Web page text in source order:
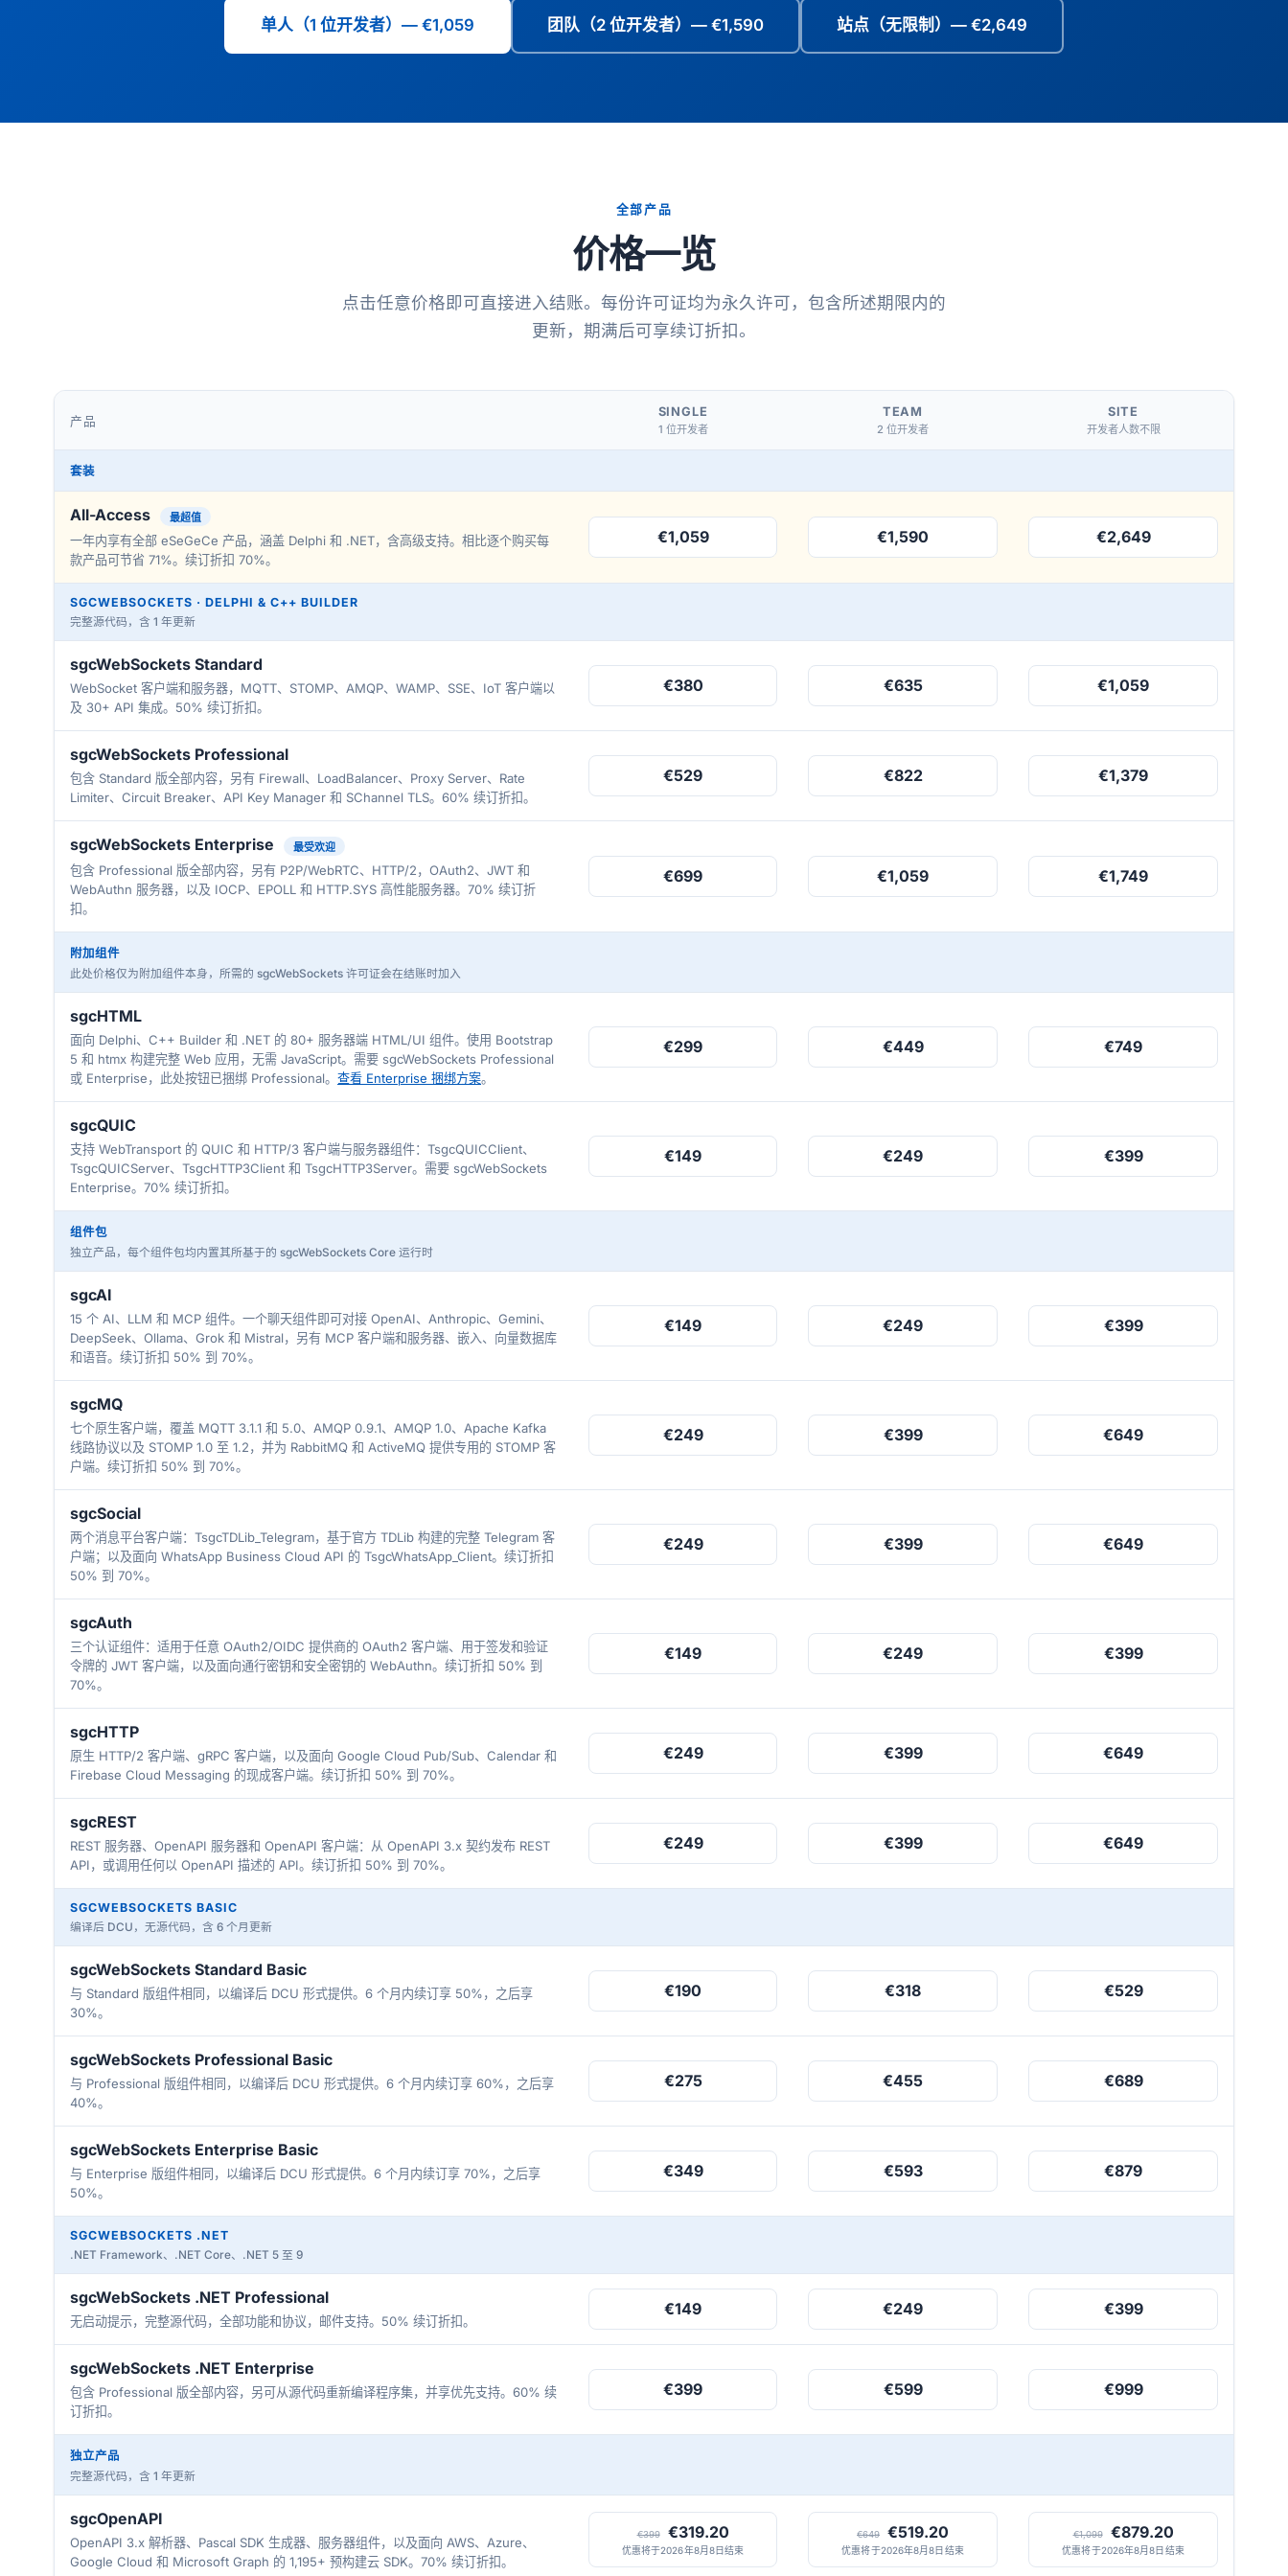
单人（1 位开发者）— €1,059 团队（2 位开发者）— €1,590 站点（无限制）— €2,649
全部产品
价格一览
点击任意价格即可直接进入结账。每份许可证均为永久许可，包含所述期限内的
更新，期满后可享续订折扣。
产品
SINGLE
1 位开发者
TEAM
2 位开发者
SITE
开发者人数不限
套装
All-Access 最超值
一年内享有全部 eSeGeCe 产品，涵盖 Delphi 和 .NET，含高级支持。相比逐个购买每
款产品可节省 71%。续订折扣 70%。
€1,059 €1,590 €2,649
SGCWEBSOCKETS · DELPHI & C++ BUILDER
完整源代码，含 1 年更新
sgcWebSockets Standard
WebSocket 客户端和服务器，MQTT、STOMP、AMQP、WAMP、SSE、IoT 客户端以
及 30+ API 集成。50% 续订折扣。
€380 €635 €1,059
sgcWebSockets Professional
包含 Standard 版全部内容，另有 Firewall、LoadBalancer、Proxy Server、Rate
Limiter、Circuit Breaker、API Key Manager 和 SChannel TLS。60% 续订折扣。
€529 €822 €1,379
sgcWebSockets Enterprise 最受欢迎
包含 Professional 版全部内容，另有 P2P/WebRTC、HTTP/2，OAuth2、JWT 和
WebAuthn 服务器，以及 IOCP、EPOLL 和 HTTP.SYS 高性能服务器。70% 续订折
扣。
€699 €1,059 €1,749
附加组件
此处价格仅为附加组件本身，所需的 sgcWebSockets 许可证会在结账时加入
sgcHTML
面向 Delphi、C++ Builder 和 .NET 的 80+ 服务器端 HTML/UI 组件。使用 Bootstrap
5 和 htmx 构建完整 Web 应用，无需 JavaScript。需要 sgcWebSockets Professional
或 Enterprise，此处按钮已捆绑 Professional。 查看 Enterprise 捆绑方案。
€299 €449 €749
sgcQUIC
支持 WebTransport 的 QUIC 和 HTTP/3 客户端与服务器组件：TsgcQUICClient、
TsgcQUICServer、TsgcHTTP3Client 和 TsgcHTTP3Server。需要 sgcWebSockets
Enterprise。70% 续订折扣。
€149 €249 €399
组件包
独立产品，每个组件包均内置其所基于的 sgcWebSockets Core 运行时
sgcAI
15 个 AI、LLM 和 MCP 组件。一个聊天组件即可对接 OpenAI、Anthropic、Gemini、
DeepSeek、Ollama、Grok 和 Mistral，另有 MCP 客户端和服务器、嵌入、向量数据库
和语音。续订折扣 50% 到 70%。
€149 €249 €399
sgcMQ
七个原生客户端，覆盖 MQTT 3.1.1 和 5.0、AMQP 0.9.1、AMQP 1.0、Apache Kafka
线路协议以及 STOMP 1.0 至 1.2，并为 RabbitMQ 和 ActiveMQ 提供专用的 STOMP 客
户端。续订折扣 50% 到 70%。
€249 €399 €649
sgcSocial
两个消息平台客户端：TsgcTDLib_Telegram，基于官方 TDLib 构建的完整 Telegram 客
户端；以及面向 WhatsApp Business Cloud API 的 TsgcWhatsApp_Client。续订折扣
50% 到 70%。
€249 €399 €649
sgcAuth
三个认证组件：适用于任意 OAuth2/OIDC 提供商的 OAuth2 客户端、用于签发和验证
令牌的 JWT 客户端，以及面向通行密钥和安全密钥的 WebAuthn。续订折扣 50% 到
70%。
€149 €249 €399
sgcHTTP
原生 HTTP/2 客户端、gRPC 客户端，以及面向 Google Cloud Pub/Sub、Calendar 和
Firebase Cloud Messaging 的现成客户端。续订折扣 50% 到 70%。
€249 €399 €649
sgcREST
REST 服务器、OpenAPI 服务器和 OpenAPI 客户端：从 OpenAPI 3.x 契约发布 REST
API，或调用任何以 OpenAPI 描述的 API。续订折扣 50% 到 70%。
€249 €399 €649
SGCWEBSOCKETS BASIC
编译后 DCU，无源代码，含 6 个月更新
sgcWebSockets Standard Basic
与 Standard 版组件相同，以编译后 DCU 形式提供。6 个月内续订享 50%，之后享
30%。
€190 €318 €529
sgcWebSockets Professional Basic
与 Professional 版组件相同，以编译后 DCU 形式提供。6 个月内续订享 60%，之后享
40%。
€275 €455 €689
sgcWebSockets Enterprise Basic
与 Enterprise 版组件相同，以编译后 DCU 形式提供。6 个月内续订享 70%，之后享
50%。
€349 €593 €879
SGCWEBSOCKETS .NET
.NET Framework、.NET Core、.NET 5 至 9
sgcWebSockets .NET Professional
无启动提示，完整源代码，全部功能和协议，邮件支持。50% 续订折扣。
€149 €249 €399
sgcWebSockets .NET Enterprise
包含 Professional 版全部内容，另可从源代码重新编译程序集，并享优先支持。60% 续
订折扣。
€399 €599 €999
独立产品
完整源代码，含 1 年更新
sgcOpenAPI
OpenAPI 3.x 解析器、Pascal SDK 生成器、服务器组件，以及面向 AWS、Azure、
Google Cloud 和 Microsoft Graph 的 1,195+ 预构建云 SDK。70% 续订折扣。
€399 €319.20
优惠将于2026年8月8日结束
€649 €519.20
优惠将于2026年8月8日结束
€1,099 €879.20
优惠将于2026年8月8日结束